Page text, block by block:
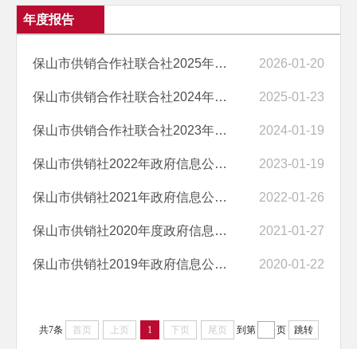
年度报告
保山市供销合作社联合社2025年政府信息公开工作年度报告 2026-01-20
保山市供销合作社联合社2024年政府信息公开工作年度报告 2025-01-23
保山市供销合作社联合社2023年政府信息公开工作年度报告 2024-01-19
保山市供销社2022年政府信息公开工作年度报告 2023-01-19
保山市供销社2021年政府信息公开工作年度报告 2022-01-26
保山市供销社2020年度政府信息公开工作年度报告 2021-01-27
保山市供销社2019年政府信息公开工作年度报告 2020-01-22
共7条 首页 上页 1 下页 尾页 到第 页 跳转